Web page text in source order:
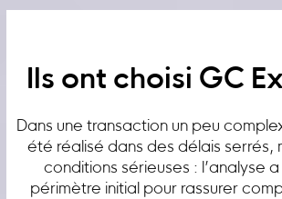
Ils ont choisi GC
Dans une transaction un peu
été réalisé dans des délais serrés,
conditions sérieuses : l’analyse
périmètre initial pour rassurer